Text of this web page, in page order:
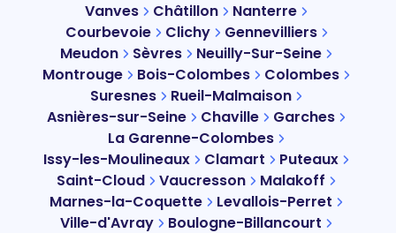
Vanves Châtillon
Nanterre
Courbevoie
Clichy
Gennevilliers
Meudon
Sèvres
Neuilly-Sur-Seine
Montrouge
Bois-Colombes
Colombes
Suresnes
Rueil-Malmaison
Asnières-sur-Seine
Chaville
Garches
La Garenne-Colombes
Issy-les-Moulineaux
Clamart
Puteaux
Saint-Cloud
Vaucresson
Malakoff
Marnes-la-Coquette
Levallois-Perret
Ville-d'Avray
Boulogne-Billancourt